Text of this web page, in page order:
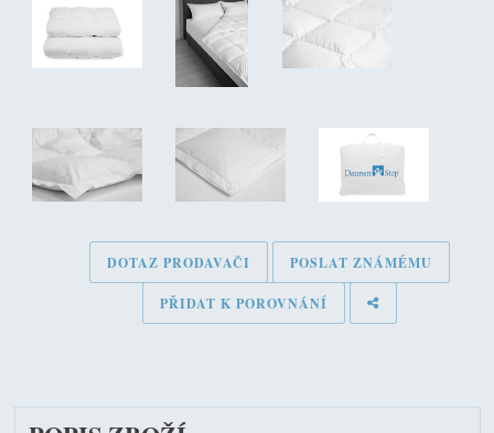
DOTAZ PRODAVAČI POSLAT ZNÁMÉMU
PŘIDAT K POROVNÁNÍ